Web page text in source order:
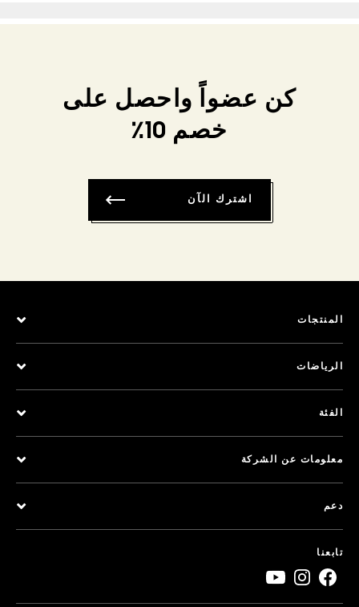
كن عضواً واحصل على
خصم 10٪
اشترك الآن
المنتجات
الرياضات
الفئة
معلومات عن الشركة
دعم
تابعنا